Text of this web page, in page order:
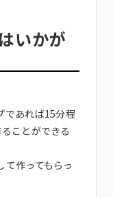
いかが
であれば15分程
ことができる
作ってもらっ